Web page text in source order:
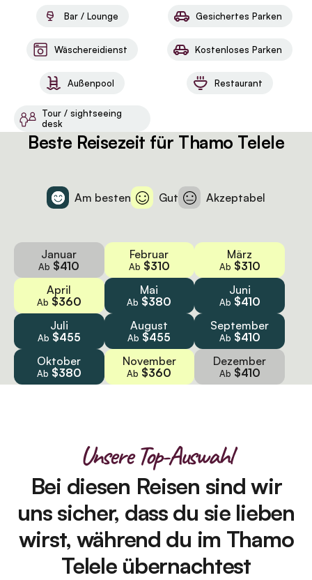
Bar / Lounge Gesichertes Parken
Wäschereidienst Kostenloses Parken
Außenpool Restaurant
Tour / sightseeing
desk
Beste Reisezeit für Thamo Telele
Am besten Gut Akzeptabel
Januar
Ab $410
Februar
Ab $310
März
Ab $310
April
Ab $360
Mai
Ab $380
Juni
Ab $410
Juli
Ab $455
August
Ab $455
September
Ab $410
Oktober
Ab $380
November
Ab $360
Dezember
Ab $410
Unsere Top-Auswahl
Bei diesen Reisen sind wir
uns sicher, dass du sie lieben
wirst, während du im Thamo
Telele übernachtest